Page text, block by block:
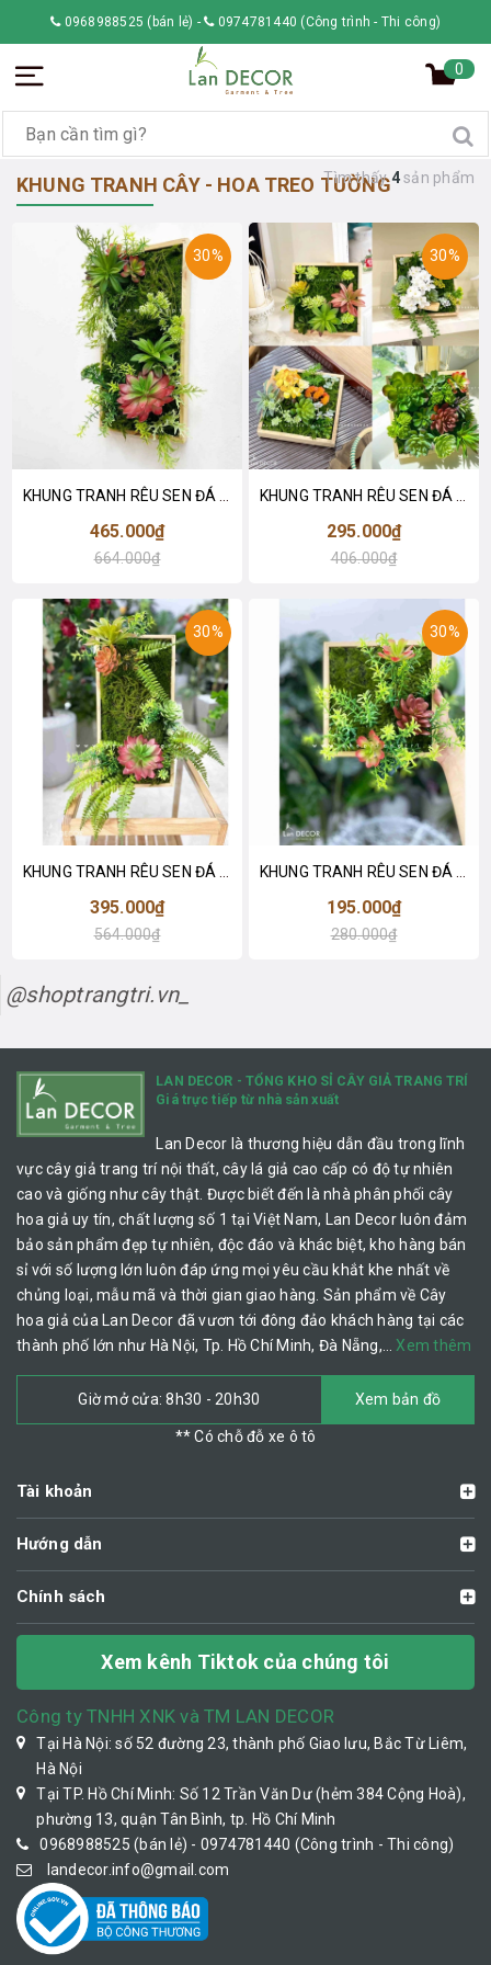
0968988525 (bán lẻ) - 0974781440 (Công trình - Thi công)
0
KHUNG TRANH CÂY - HOA TREO TƯỜNG
Tìm thấy4sản phẩm
30%
465.000₫
664.000₫
30%
295.000₫
406.000₫
30%
395.000₫
564.000₫
30%
195.000₫
280.000₫
@shoptrangtri.vn_
LAN DECOR - TỔNG KHO SỈ CÂY GIẢ TRANG TRÍ
Giá trực tiếp từ nhà sản xuất
Lan Decor là thương hiệu dẫn đầu trong lĩnh
vực cây giả trang trí nội thất, cây lá giả cao cấp có độ tự nhiên
cao và giống như cây thật. Được biết đến là nhà phân phối cây
hoa giả uy tín, chất lượng số 1 tại Việt Nam, Lan Decor luôn đảm
bảo sản phẩm đẹp tự nhiên, độc đáo và khác biệt, kho hàng bán
sỉ với số lượng lớn luôn đáp ứng mọi yêu cầu khắt khe nhất về
chủng loại, mẫu mã và thời gian giao hàng. Sản phẩm về Cây
hoa giả của Lan Decor đã vươn tới đông đảo khách hàng tại các
thành phố lớn như Hà Nội, Tp. Hồ Chí Minh, Đà Nẵng,… Xem thêm
Giờ mở cửa: 8h30 - 20h30 Xem bản đồ
** Có chỗ đỗ xe ô tô
Tài khoản
Hướng dẫn
Chính sách
Xem kênh Tiktok của chúng tôi
Công ty TNHH XNK và TM LAN DECOR
Tại Hà Nội: số 52 đường 23, thành phố Giao lưu, Bắc Từ Liêm,
Hà Nội
Tại TP. Hồ Chí Minh: Số 12 Trần Văn Dư (hẻm 384 Cộng Hoà),
phường 13, quận Tân Bình, tp. Hồ Chí Minh
0968988525 (bán lẻ) - 0974781440 (Công trình - Thi công)
landecor.info@gmail.com